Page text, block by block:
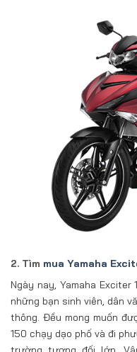
2. Tìm mua Yamaha
Ngày nay, Yamaha
những bạn sinh viên, dân
thông. Đều mong muốn
150 chạy dạo phố và đi